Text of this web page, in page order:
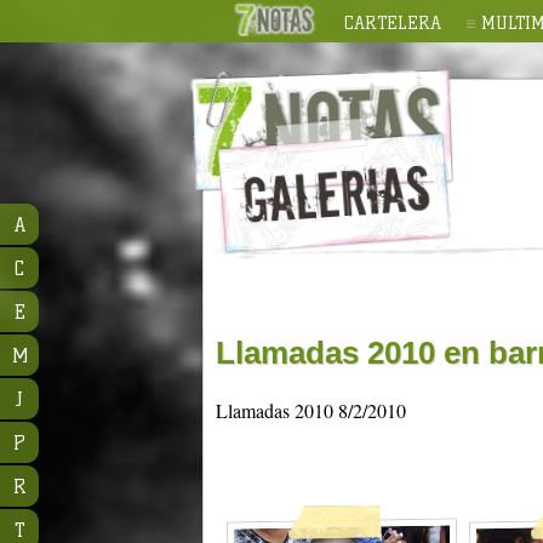
CARTELERA
Llamadas 2010 en
Llamadas 2010 8/2/2010
A
C
E
M
J
P
R
T